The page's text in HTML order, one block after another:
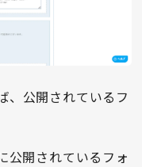
、公開されているフ
公開されているフォ